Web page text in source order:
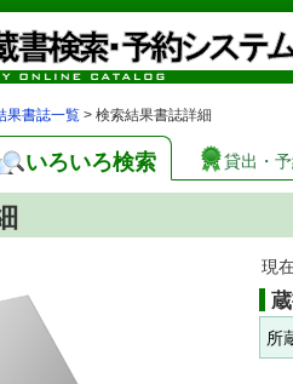
果書誌一覧 > 検索結果書誌詳細
いろいろ検索 貸出・
現
所